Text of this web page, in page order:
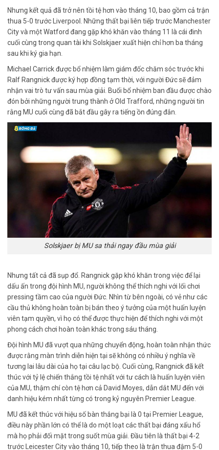
Nhưng kết quả đã trở nên tồi tệ hơn vào tháng 10, bao gồm cả trận
thua 5-0 trước Liverpool. Những thất bại liên tiếp trước Manchester
City và một Watford đang gặp khó khăn vào tháng 11 là cái đinh
cuối cùng trong quan tài khi Solskjaer xuất hiện chỉ hơn ba tháng
sau khi ký gia hạn.
Michael Carrick được bổ nhiệm làm giám đốc chăm sóc trước khi
Ralf Rangnick được ký hợp đồng tạm thời, với người Đức sẽ đảm
nhận vai trò tư vấn sau mùa giải. Buổi bổ nhiệm ban đầu được chào
đón bởi những người trung thành ở Old Trafford, những người tin
rằng MU cuối cùng đã bắt đầu gây ra tiếng ồn đúng đắn.
Solskjaer bị MU sa thải ngay đầu mùa giải
Nhưng tất cả đã sụp đổ. Rangnick gặp khó khăn trong việc để lại
dấu ấn trong đội hình MU, người không thể thích nghi với lối chơi
pressing tầm cao của người Đức. Nhìn từ bên ngoài, có vẻ như các
cầu thủ không hoàn toàn bị bán theo ý tưởng của một huấn luyện
viên tạm quyền, vì họ có thể được thực hiện để thích nghi với một
phong cách chơi hoàn toàn khác trong sáu tháng.
Đội hình MU đã vượt qua những chuyển động, hoàn toàn nhận thức
được rằng màn trình diễn hiện tại sẽ không có nhiều ý nghĩa về
tương lai lâu dài của họ tại câu lạc bộ. Cuối cùng, Rangnick đã kết
thúc với tỷ lệ chiến thắng tồi tệ nhất với tư cách là huấn luyện viên
của MU, thậm chí còn tệ hơn cả David Moyes, dẫn dắt MU đến với
danh hiệu kém nhất từng có trong kỷ nguyên Premier League.
MU đã kết thúc với hiệu số bàn thắng bại là 0 tại Premier League,
điều này phần lớn có thể là do một loạt các thất bại đáng xấu hổ
mà họ phải đối mặt trong suốt mùa giải. Đầu tiên là thất bại 4-2
trước Leicester City vào tháng 10, tiếp theo là trận thua đậm 5-0